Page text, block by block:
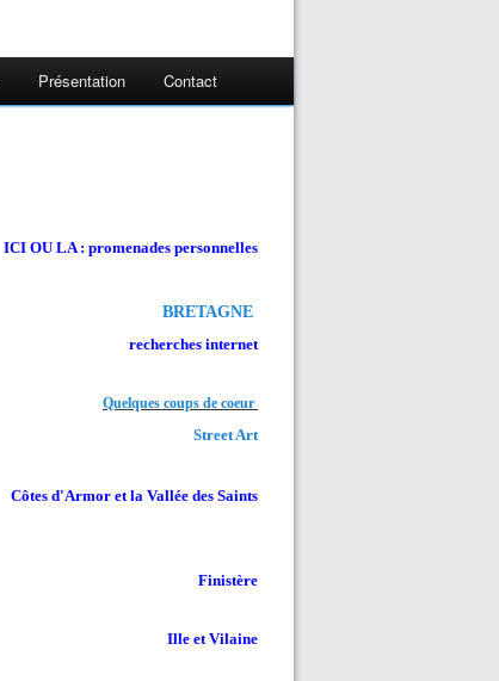
Présentation Contact
ICI OU LA : promenades personnelles
BRETAGNE
recherches internet
Quelques coups de coeur
Street Art
Côtes d'Armor et la Vallée des Saints
Finistère
Ille et Vilaine